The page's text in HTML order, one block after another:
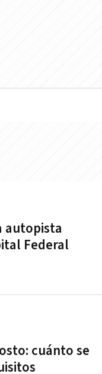
autopista
Federal
cuánto se